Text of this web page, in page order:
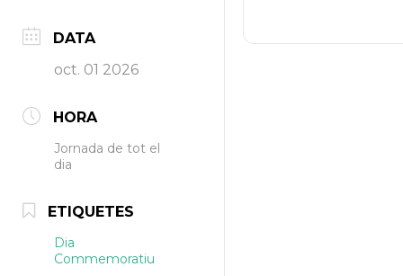
DATA
oct. 01 2026
HORA
Jornada de tot el
dia
ETIQUETES
Dia
Commemoratiu